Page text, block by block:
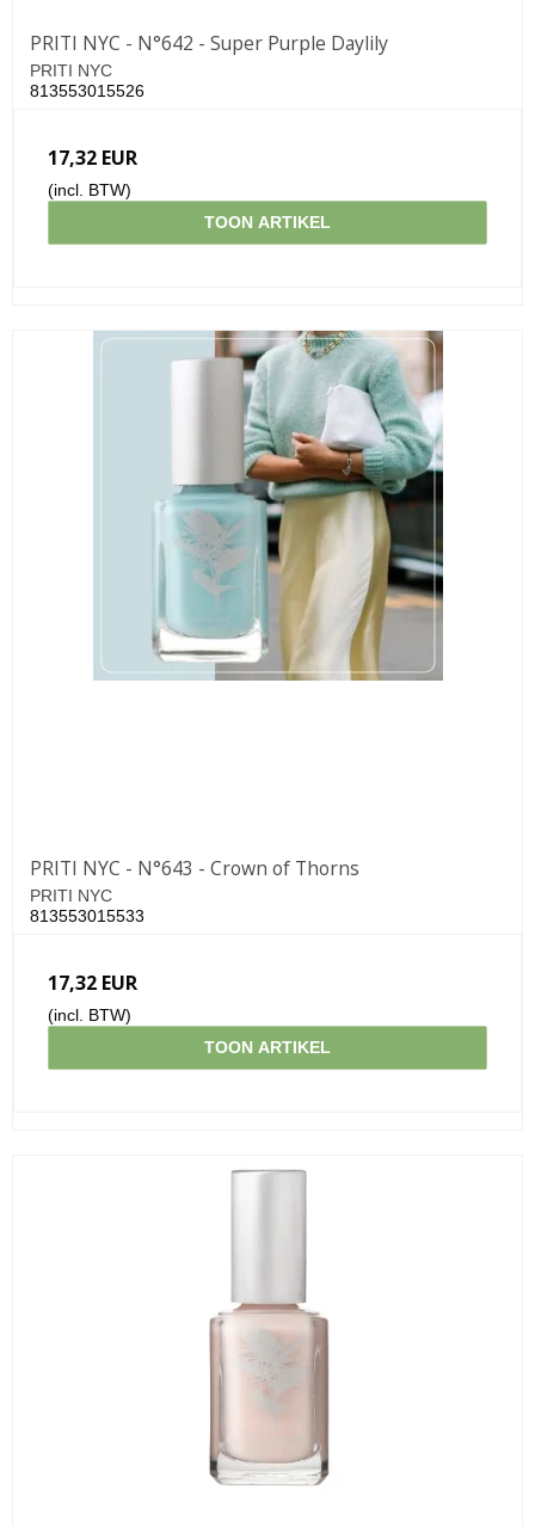
PRITI NYC - N°642 - Super Purple Daylily
PRITI NYC
813553015526
17,32 EUR
(incl. BTW)
TOON ARTIKEL
PRITI NYC - N°643 - Crown of Thorns
PRITI NYC
813553015533
17,32 EUR
(incl. BTW)
TOON ARTIKEL